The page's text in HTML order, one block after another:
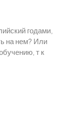
годами,
на нем? Или
т к